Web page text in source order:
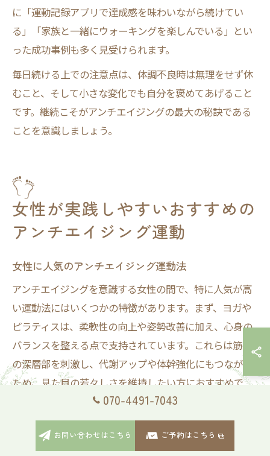
に「運動記録アプリで達成感を味わいながら続けてい
る」「家族と一緒にウォーキングを楽しんでいる」とい
った成功事例も多く見受けられます。
毎日続ける上での注意点は、体調不良時は無理をせず休
むこと、そして小さな変化でも自分を褒めてあげること
です。継続こそがアンチエイジングの最大の秘訣である
ことを意識しましょう。
女性が実践しやすいおすすめの
アンチエイジング運動
女性に人気のアンチエイジング運動法
アンチエイジングを意識する女性の間で、特に人気が高
い運動法にはいくつかの特徴があります。まず、ヨガや
ピラティスは、柔軟性の向上や姿勢改善に加え、心身の
バランスを整える点で支持されています。これらは筋肉
の深層部を刺激し、代謝アップや体幹強化にもつながる
ため、見た目の若々しさを維持したい方におすすめで
また、ウォーキングやジョギングなどの有酸素運動も、
血行促進や若返りホルモン（成長ホルモン）の分泌を促
070-4491-7043
お問い合わせはこちら ご予約はこちら